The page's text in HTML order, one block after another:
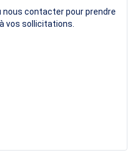
nous contacter pour prendre
vos sollicitations.